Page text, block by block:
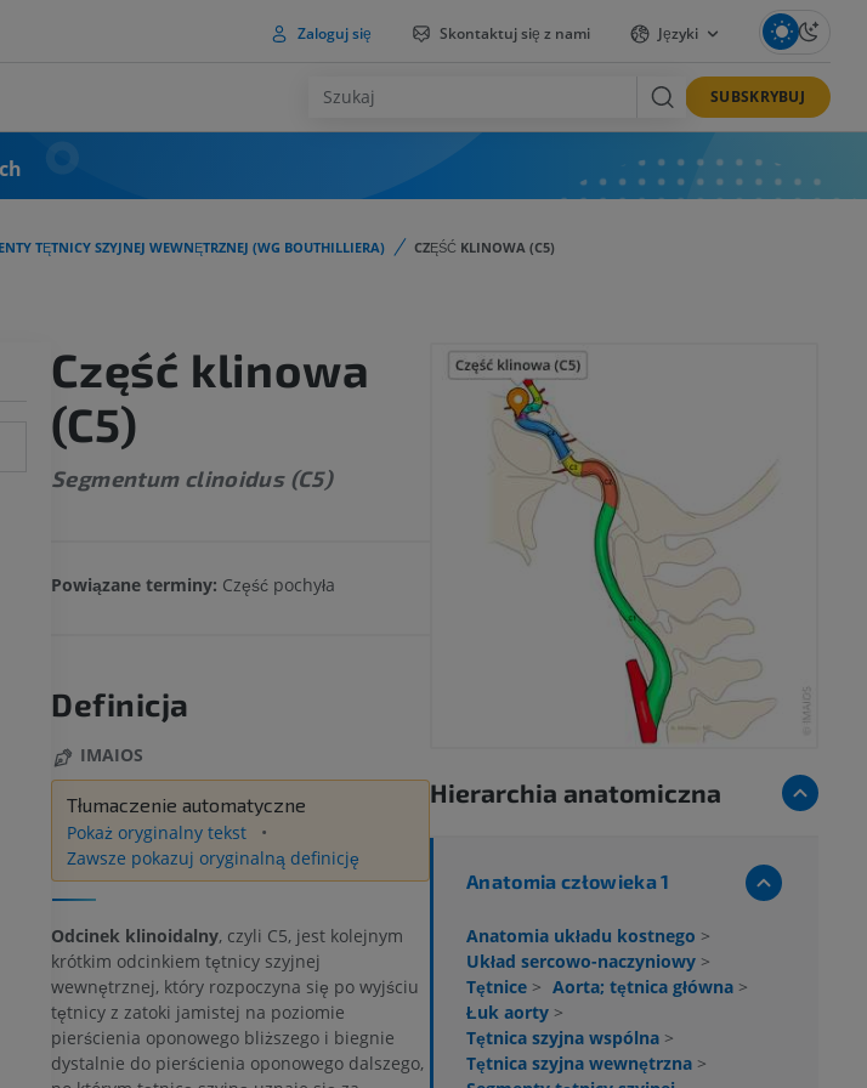
Zaloguj się Skontaktuj się z nami Języki
SUBSKRYBUJ
TĘTNICY SZYJNEJ WEWNĘTRZNEJ (WG BOUTHILLIERA) CZĘŚĆ KLINOWA (C5)
Część klinowa
(C5)
Segmentum clinoidus (C5)
Powiązane terminy: Część pochyła
Definicja
IMAIOS
Tłumaczenie automatyczne
Pokaż oryginalny tekst
Zawsze pokazuj oryginalną definicję
Odcinek klinoidalny, czyli C5, jest kolejnym
krótkim odcinkiem tętnicy szyjnej
wewnętrznej, który rozpoczyna się po wyjściu
tętnicy z zatoki jamistej na poziomie
pierścienia oponowego bliższego i biegnie
dystalnie do pierścienia oponowego dalszego,
Hierarchia anatomiczna
Anatomia człowieka 1
Anatomia układu kostnego >
Układ sercowo-naczyniowy >
Tętnice > Aorta; tętnica główna >
Łuk aorty >
Tętnica szyjna wspólna >
Tętnica szyjna wewnętrzna >